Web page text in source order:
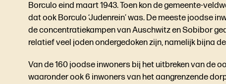
Borculo eind maart 1943. Toen kon de gemeente-
dat ook Borculo ‘Judenrein’ was. De meeste joodse
de concentratiekampen van Auschwitz en Sobibor
relatief veel joden ondergedoken zijn, namelijk bijna
Van de 160 joodse inwoners bij het uitbreken van de
waaronder ook 6 inwoners van het aangrenzende